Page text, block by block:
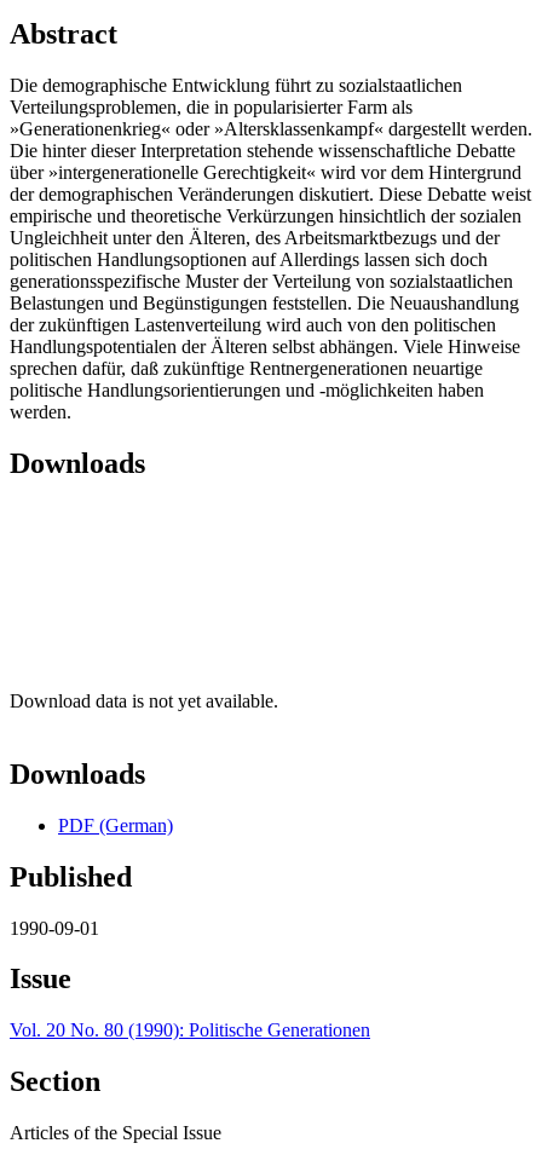
Abstract
Die demographische Entwicklung führt zu sozialstaatlichen
Verteilungsproblemen, die in popularisierter Farm als
»Generationenkrieg« oder »Altersklassenkampf« dargestellt werden.
Die hinter dieser Interpretation stehende wissenschaftliche Debatte
über »intergenerationelle Gerechtigkeit« wird vor dem Hintergrund
der demographischen Veränderungen diskutiert. Diese Debatte weist
empirische und theoretische Verkürzungen hinsichtlich der sozialen
Ungleichheit unter den Älteren, des Arbeitsmarktbezugs und der
politischen Handlungsoptionen auf Allerdings lassen sich doch
generationsspezifische Muster der Verteilung von sozialstaatlichen
Belastungen und Begünstigungen feststellen. Die Neuaushandlung
der zukünftigen Lastenverteilung wird auch von den politischen
Handlungspotentialen der Älteren selbst abhängen. Viele Hinweise
sprechen dafür, daß zukünftige Rentnergenerationen neuartige
politische Handlungsorientierungen und -möglichkeiten haben
werden.
Downloads
Download data is not yet available.
Downloads
PDF (German)
Published
1990-09-01
Issue
Vol. 20 No. 80 (1990): Politische Generationen
Section
Articles of the Special Issue